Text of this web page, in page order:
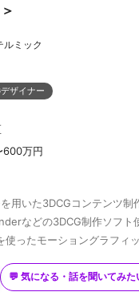
ルミック
ザイナー
600万円
用いた3DCGコンテンツ
などの3DCG制作ソフト
ったモーショングラフィ
使用経験
カメラ、照明に関する知識・
💬 気になる・話を聞いてみた